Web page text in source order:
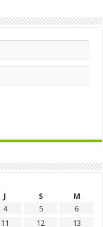
J S
M
4 5
6
11 12
13